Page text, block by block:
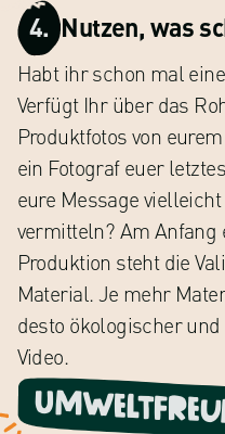
4. Nutzen, was
Habt ihr schon mal
Verfügt Ihr über das
Produktfotos von
ein Fotograf euer
eure Message
vermitteln? Am Anfang
Produktion steht die
Material. Je mehr
desto ökologischer
Video.